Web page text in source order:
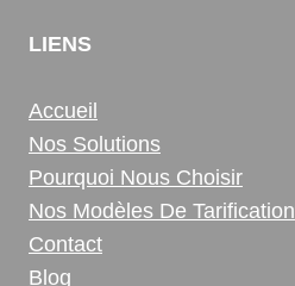
LIENS
Accueil
Nos Solutions
Pourquoi Nous Choisir
Nos Modèles De Tarification
Contact
Blog